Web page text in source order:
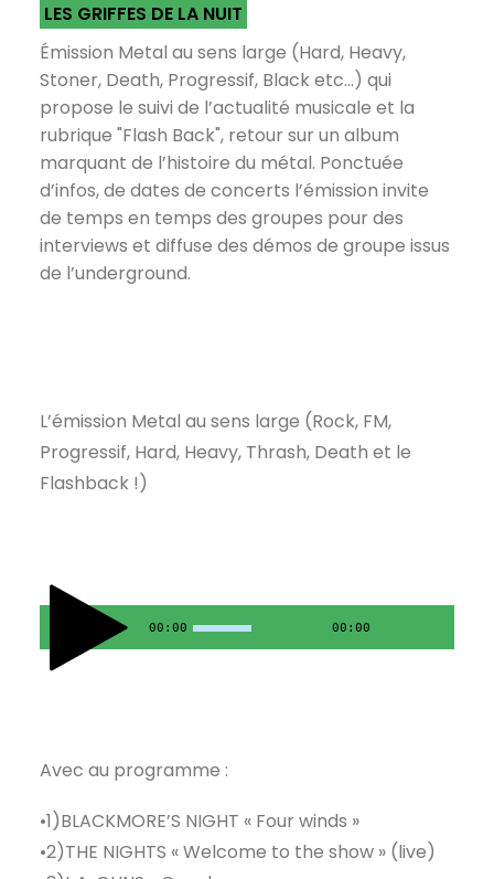
LES GRIFFES DE LA NUIT
Émission Metal au sens large (Hard, Heavy,
Stoner, Death, Progressif, Black etc...) qui
propose le suivi de l’actualité musicale et la
rubrique "Flash Back", retour sur un album
marquant de l’histoire du métal. Ponctuée
d’infos, de dates de concerts l’émission invite
de temps en temps des groupes pour des
interviews et diffuse des démos de groupe issus
de l’underground.
L’émission Metal au sens large (Rock, FM,
Progressif, Hard, Heavy, Thrash, Death et le
Flashback !)
00:00 00:00
Avec au programme :
•1)BLACKMORE’S NIGHT « Four winds »
•2)THE NIGHTS « Welcome to the show » (live)